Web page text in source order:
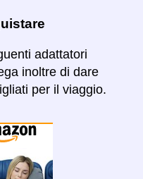
adattatori
inoltre di dare
per il viaggio.